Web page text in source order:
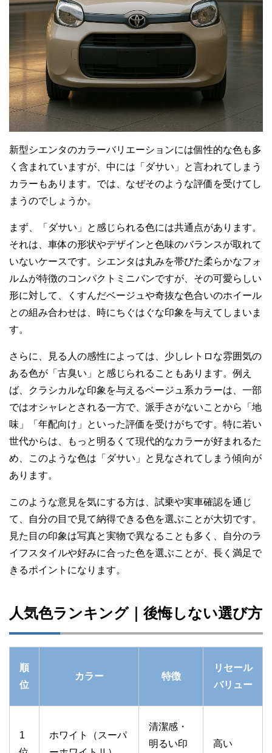
新型シエンタのカラーバリエーションには個性的な色も多
く含まれていますが、中には「ダサい」と言われてしまう
カラーもあります。では、なぜそのような評価を受けてし
まうのでしょうか。
まず、「ダサい」と感じられる色には共通点があります。
それは、車体の形状やデザインと色味のバランスが取れて
いないケースです。シエンタは丸みを帯びた柔らかなフォ
ルムが特徴のコンパクトミニバンですが、その可愛らしい
形に対して、くすんだベージュや奇抜な色合いのホイール
との組み合わせは、時にちぐはぐな印象を与えてしまいま
す。
さらに、見る人の感性によっては、少しレトロな雰囲気の
ある色が「古臭い」と感じられることもあります。例え
ば、クラシカルな印象を与えるベージュ系カラーは、一部
ではオシャレとされる一方で、派手さがないことから「地
味」「年配向け」といった評価を受けがちです。特に若い
世代からは、もっと明るくて現代的なカラーが好まれるた
め、このような色は「ダサい」と見なされてしまう傾向が
あります。
このような意見を気にする方は、試乗や実車確認を通じ
て、自分の目で見て納得できる色を選ぶことが大切です。
見た目の印象は写真と実物で異なることも多く、自分のラ
イフスタイルや好みに合った色を選ぶことが、長く満足で
きるポイントになります。
人気色ランキング｜後悔しない選び方
順
位
カラー 特徴
リセール
バリュー
1
ホワイト（スーパ
清潔感・
明るい印
高い